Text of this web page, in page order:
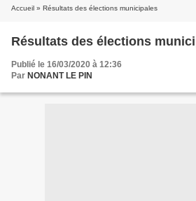
Accueil » Résultats des élections municipales
Résultats des élections
Publié le 16/03/2020 à 12:36
Par NONANT LE PIN